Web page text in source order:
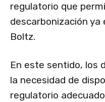
regulatorio que
descarbonización ya
Boltz.
En este sentido, los
la necesidad de
regulatorio